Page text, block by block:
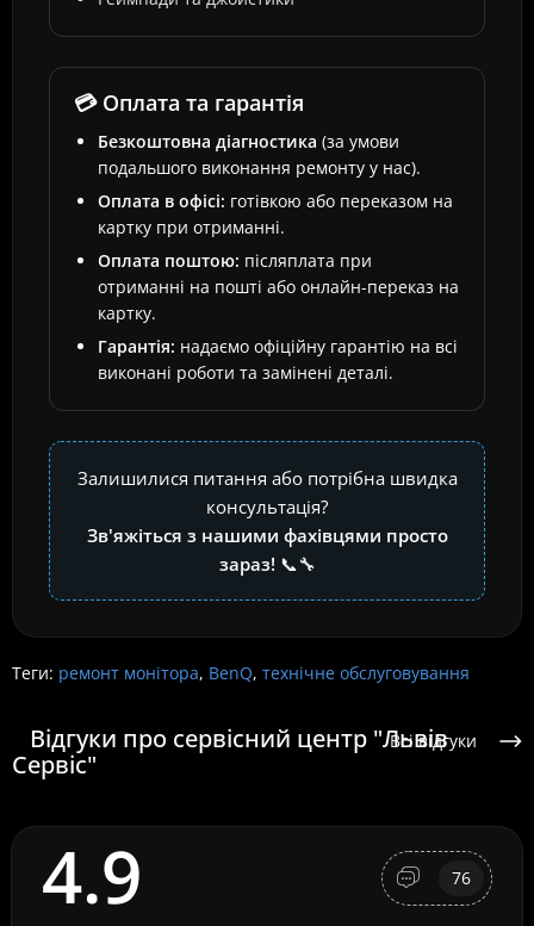
💳 Оплата та гарантія
Безкоштовна діагностика (за умови
подальшого виконання ремонту у нас).
Оплата в офісі: готівкою або переказом на
картку при отриманні.
Оплата поштою: післяплата при
отриманні на пошті або онлайн-переказ на
картку.
Гарантія: надаємо офіційну гарантію на всі
виконані роботи та замінені деталі.
Залишилися питання або потрібна швидка
консультація?
Зв'яжіться з нашими фахівцями просто
зараз! 📞🔧
Теги: ремонт монітора, BenQ, технічне обслуговування
Відгуки про сервісний центр "Львів
Сервіс"
Всі відгуки
4.9 76